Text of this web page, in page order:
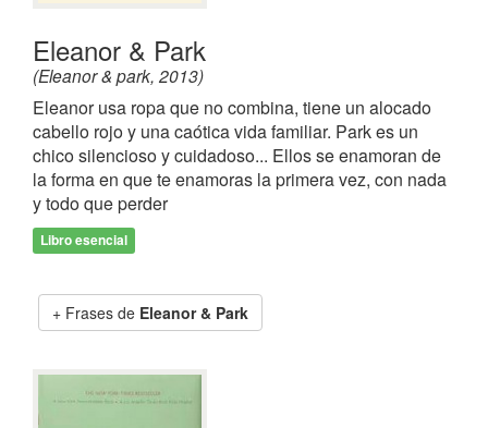
Eleanor & Park
(Eleanor & park, 2013)
Eleanor usa ropa que no combina, tiene un alocado
cabello rojo y una caótica vida familiar. Park es un
chico silencioso y cuidadoso... Ellos se enamoran de
la forma en que te enamoras la primera vez, con nada
y todo que perder
Libro esencial
Frases de Eleanor & Park